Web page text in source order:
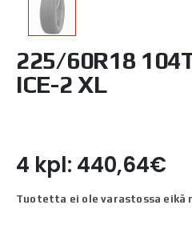
225/60R18
ICE-2 XL
4 kpl: 440,64€
Tuotetta ei ole varastossa eikä